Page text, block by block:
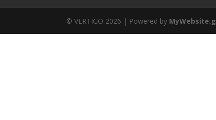
© VERTIGO 2026 | Powered by